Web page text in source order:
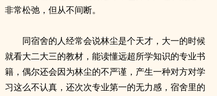
非常松弛，但从不间断。
同宿舍的人经常会说林尘是个天才，大一的时候
就看大二大三的教材，能读懂远超所学知识的专业书
籍，偶尔还会因为林尘的不严谨，产生一种对方对学
习这么不认真，还次次专业第一的无力感，宿舍里的